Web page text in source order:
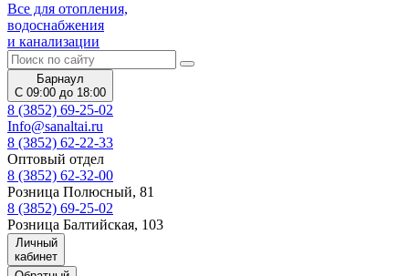
Все для отопления,
водоснабжения
и канализации
Барнаул
С 09:00 до 18:00
8 (3852) 69-25-02
Info@sanaltai.ru
8 (3852) 62-22-33
Оптовый отдел
8 (3852) 62-32-00
Розница Полюсный, 81
8 (3852) 69-25-02
Розница Балтийская, 103
Личный
кабинет